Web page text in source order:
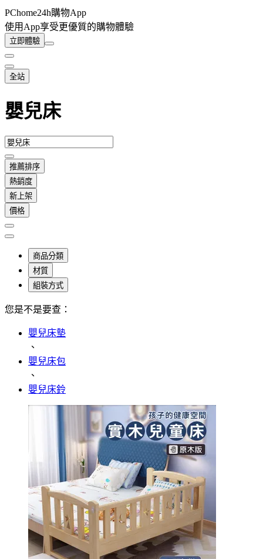
PChome24h購物App
使用App享受更優質的購物體驗
立即體驗
全站
嬰兒床
推薦排序
熱銷度
新上架
價格
商品分類
材質
組裝方式
您是不是要查：
嬰兒床墊
、
嬰兒床包
、
嬰兒床鈴